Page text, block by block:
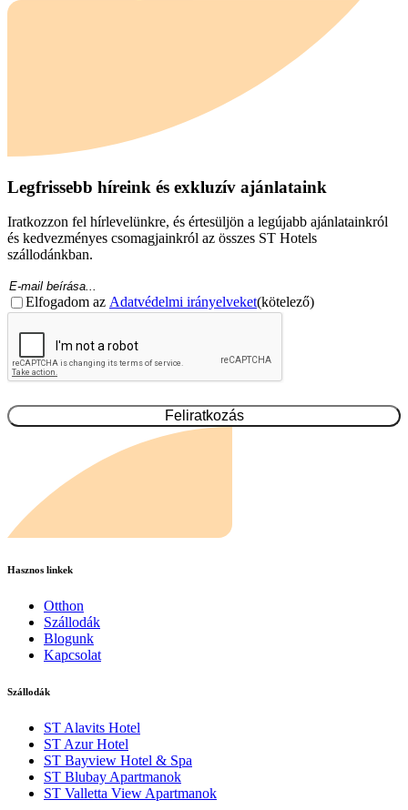
Legfrissebb híreink és exkluzív ajánlataink
Iratkozzon fel hírlevelünkre, és értesüljön a legújabb ajánlatainkról
és kedvezményes csomagjainkról az összes ST Hotels
szállodánkban.
E-
mail(Kötelező)
Hozzájárulás(Szükséges)
Elfogadom az Adatvédelmi irányelveket(kötelező)
CAPTCHA
Hasznos linkek
Otthon
Szállodák
Blogunk
Kapcsolat
Szállodák
ST Alavits Hotel
ST Azur Hotel
ST Bayview Hotel & Spa
ST Blubay Apartmanok
ST Valletta View Apartmanok